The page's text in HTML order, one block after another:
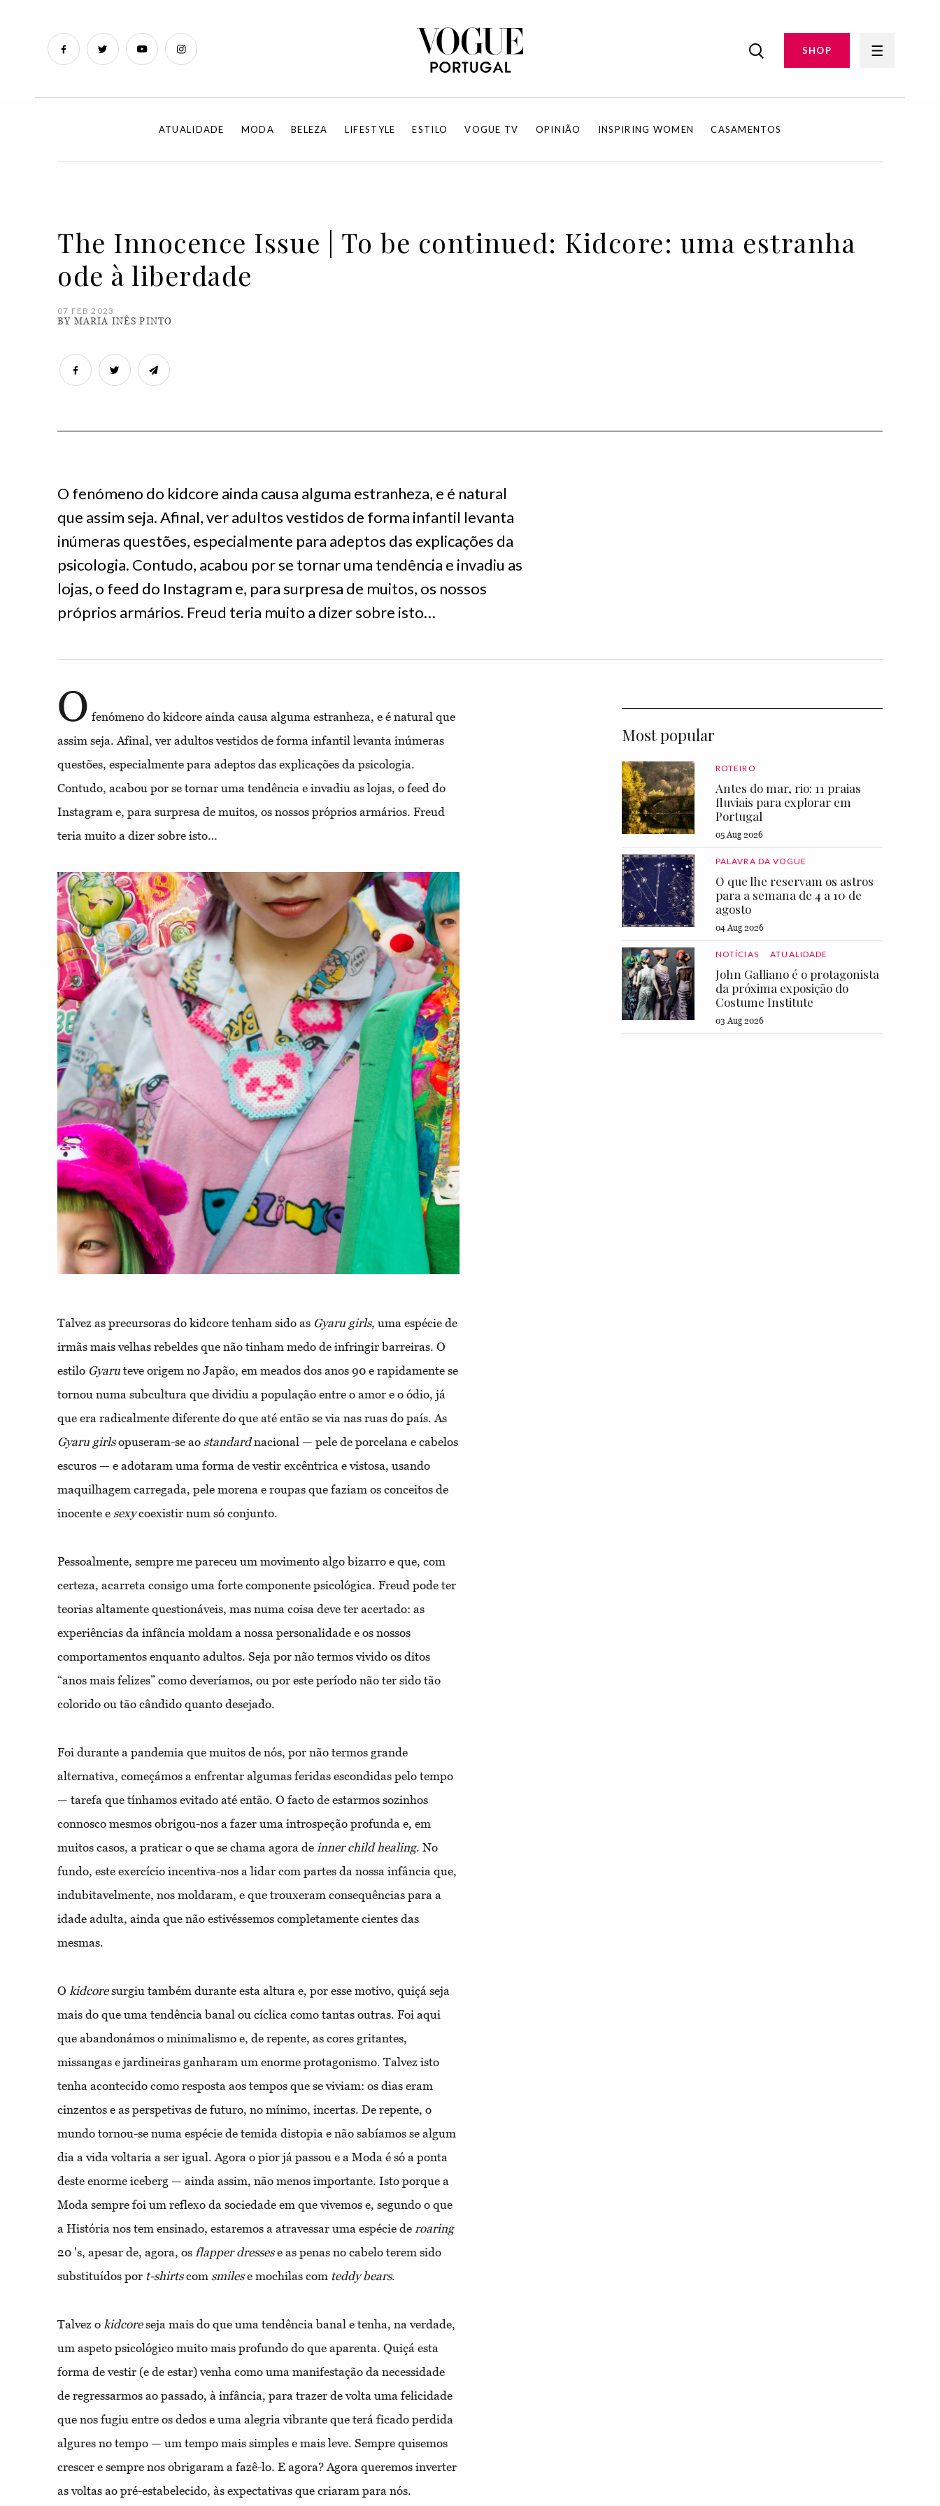
SHOP
ATUALIDADE MODA BELEZA LIFESTYLE ESTILO VOGUE TV OPINIÃO INSPIRING WOMEN CASAMENTOS
The Innocence Issue | To be continued: Kidcore: uma estranha
ode à liberdade
07 FEB 2023
BY MARIA INÊS PINTO
O fenómeno do kidcore ainda causa alguma estranheza, e é natural
que assim seja. Afinal, ver adultos vestidos de forma infantil levanta
inúmeras questões, especialmente para adeptos das explicações da
psicologia. Contudo, acabou por se tornar uma tendência e invadiu as
lojas, o feed do Instagram e, para surpresa de muitos, os nossos
próprios armários. Freud teria muito a dizer sobre isto…
O fenómeno do kidcore ainda causa alguma estranheza, e é natural que
assim seja. Afinal, ver adultos vestidos de forma infantil levanta inúmeras
questões, especialmente para adeptos das explicações da psicologia.
Contudo, acabou por se tornar uma tendência e invadiu as lojas, o feed do
Instagram e, para surpresa de muitos, os nossos próprios armários. Freud
teria muito a dizer sobre isto…
Talvez as precursoras do kidcore tenham sido as Gyaru girls, uma espécie de
irmãs mais velhas rebeldes que não tinham medo de infringir barreiras. O
estilo Gyaru teve origem no Japão, em meados dos anos 90 e rapidamente se
tornou numa subcultura que dividiu a população entre o amor e o ódio, já
que era radicalmente diferente do que até então se via nas ruas do país. As
Gyaru girlsopuseram-se ao standardnacional — pele de porcelana e cabelos
escuros — e adotaram uma forma de vestir excêntrica e vistosa, usando
maquilhagem carregada, pele morena e roupas que faziam os conceitos de
inocente e sexycoexistir num só conjunto.
Pessoalmente, sempre me pareceu um movimento algo bizarro e que, com
certeza, acarreta consigo uma forte componente psicológica. Freud pode ter
teorias altamente questionáveis, mas numa coisa deve ter acertado: as
experiências da infância moldam a nossa personalidade e os nossos
comportamentos enquanto adultos. Seja por não termos vivido os ditos
“anos mais felizes” como deveríamos, ou por este período não ter sido tão
colorido ou tão cândido quanto desejado.
Foi durante a pandemia que muitos de nós, por não termos grande
alternativa, começámos a enfrentar algumas feridas escondidas pelo tempo
— tarefa que tínhamos evitado até então. O facto de estarmos sozinhos
connosco mesmos obrigou-nos a fazer uma introspeção profunda e, em
muitos casos, a praticar o que se chama agora de inner child healing. No
fundo, este exercício incentiva-nos a lidar com partes da nossa infância que,
indubitavelmente, nos moldaram, e que trouxeram consequências para a
idade adulta, ainda que não estivéssemos completamente cientes das
mesmas.
O kidcoresurgiu também durante esta altura e, por esse motivo, quiçá seja
mais do que uma tendência banal ou cíclica como tantas outras. Foi aqui
que abandonámos o minimalismo e, de repente, as cores gritantes,
missangas e jardineiras ganharam um enorme protagonismo. Talvez isto
tenha acontecido como resposta aos tempos que se viviam: os dias eram
cinzentos e as perspetivas de futuro, no mínimo, incertas. De repente, o
mundo tornou-se numa espécie de temida distopia e não sabíamos se algum
dia a vida voltaria a ser igual. Agora o pior já passou e a Moda é só a ponta
deste enorme iceberg — ainda assim, não menos importante. Isto porque a
Moda sempre foi um reflexo da sociedade em que vivemos e, segundo o que
a História nos tem ensinado, estaremos a atravessar uma espécie de roaring
20 's, apesar de, agora, os flapper dressese as penas no cabelo terem sido
substituídos por t-shirtscom smilese mochilas com teddy bears.
Talvez o kidcoreseja mais do que uma tendência banal e tenha, na verdade,
um aspeto psicológico muito mais profundo do que aparenta. Quiçá esta
forma de vestir (e de estar) venha como uma manifestação da necessidade
de regressarmos ao passado, à infância, para trazer de volta uma felicidade
que nos fugiu entre os dedos e uma alegria vibrante que terá ficado perdida
algures no tempo — um tempo mais simples e mais leve. Sempre quisemos
crescer e sempre nos obrigaram a fazê-lo. E agora? Agora queremos inverter
as voltas ao pré-estabelecido, às expectativas que criaram para nós.
Most popular
ROTEIRO
Antes do mar, rio: 11 praias
fluviais para explorar em
Portugal
05 Aug 2026
PALAVRA DA VOGUE
O que lhe reservam os astros
para a semana de 4 a 10 de
agosto
04 Aug 2026
NOTÍCIAS ATUALIDADE
John Galliano é o protagonista
da próxima exposição do
Costume Institute
03 Aug 2026